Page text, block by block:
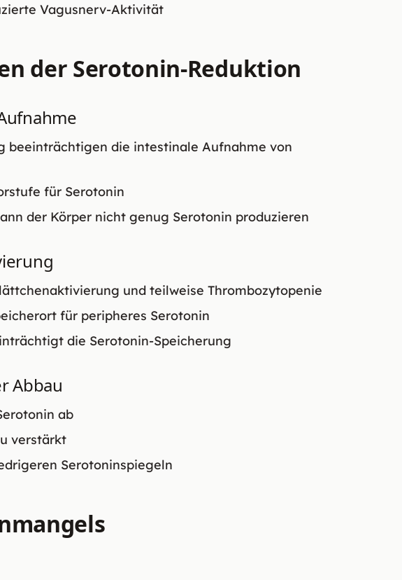
Vagusnerv-Aktivität
der Serotonin-Reduktion
beeinträchtigen die intestinale Aufnahme von
für Serotonin
der Körper nicht genug Serotonin produzieren
und teilweise Thrombozytopenie
für peripheres Serotonin
die Serotonin-Speicherung
Abbau
ab
verstärkt
Serotoninspiegeln